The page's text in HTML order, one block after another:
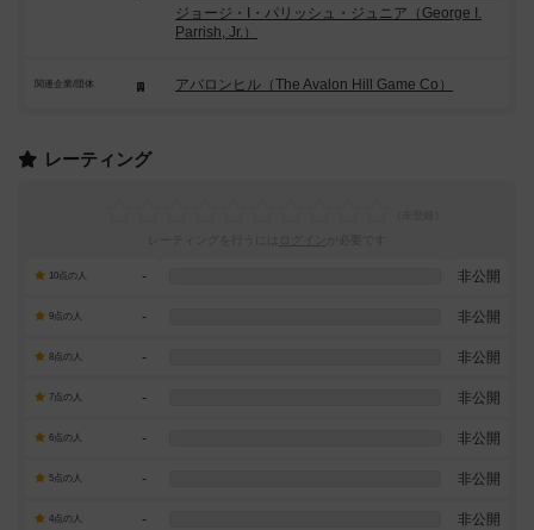
ジョージ・I・パリッシュ・ジュニア（George I.
Parrish, Jr.）
関連企業/団体 アバロンヒル（The Avalon Hill Game Co）
レーティング
10点の人 - 非公開
9点の人 - 非公開
8点の人 - 非公開
7点の人 - 非公開
6点の人 - 非公開
5点の人 - 非公開
4点の人 - 非公開